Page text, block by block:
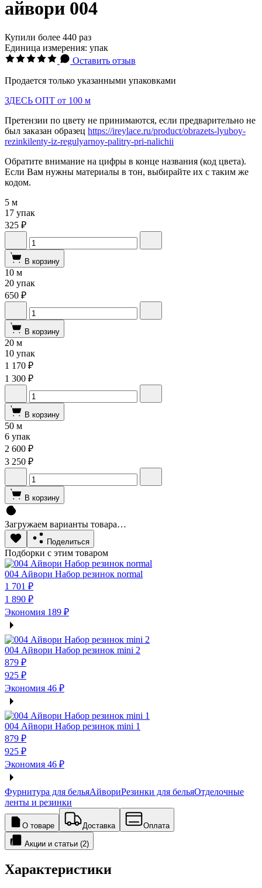
айвори 004
Купили более 440 раз
Единица измерения: упак
Оставить отзыв
Продается только указанными упаковками
ЗДЕСЬ ОПТ от 100 м
Претензии по цвету не принимаются, если предварительно не
был заказан образец https://ireylace.ru/product/obrazets-lyuboy-
rezinkilenty-iz-regulyarnoy-palitry-pri-nalichii
Обратите внимание на цифры в конце названия (код цвета).
Если Вам нужны материалы в тон, выбирайте их с таким же
кодом.
5 м
17 упак
325 ₽
В корзину
10 м
20 упак
650 ₽
В корзину
20 м
10 упак
1 170 ₽
1 300 ₽
В корзину
50 м
6 упак
2 600 ₽
3 250 ₽
В корзину
Загружаем варианты товара…
Поделиться
Подборки с этим товаром
004 Айвори Набор резинок normal
1 701 ₽
1 890 ₽
Экономия 189 ₽
004 Айвори Набор резинок mini 2
879 ₽
925 ₽
Экономия 46 ₽
004 Айвори Набор резинок mini 1
879 ₽
925 ₽
Экономия 46 ₽
Фурнитура для бельяАйвориРезинки для бельяОтделочные
ленты и резинки
О товаре Доставка Оплата
Акции и статьи (2)
Характеристики